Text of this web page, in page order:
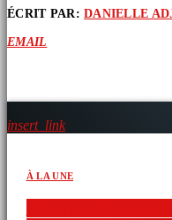
ÉCRIT PAR:DANIELLE
EMAIL
insert_link
À LA UNE